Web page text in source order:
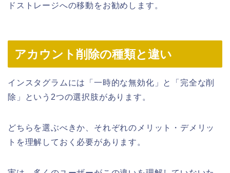
ドストレージへの移動をお勧めします。
アカウント削除の種類と違い
インスタグラムには「一時的な無効化」と「完全な削
除」という2つの選択肢があります。
どちらを選ぶべきか、それぞれのメリット・デメリッ
トを理解しておく必要があります。